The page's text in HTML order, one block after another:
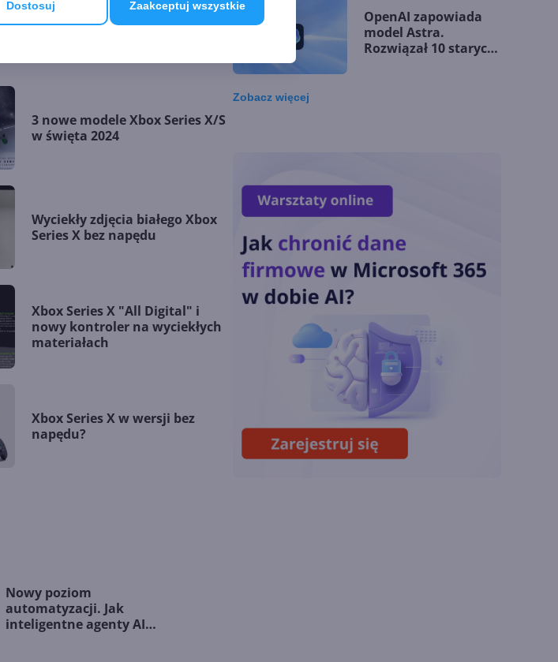
Dostosuj Zaakceptuj wszystkie
3 nowe modele Xbox Series X/S
w święta 2024
Wyciekły zdjęcia białego Xbox
Series X bez napędu
Xbox Series X "All Digital" i
nowy kontroler na wyciekłych
materiałach
Xbox Series X w wersji bez
napędu?
OpenAI zapowiada
model Astra.
Rozwiązał 10 starych
Lista zmian w
Microsoft 365 Copilot.
Podsumowanie lipca
2026
modeli GPT-5.6.
Odpowiedź na presję
Chin
Miliardy z AI i
chmury. Microsoft
ogłasza znakomite
wyniki i
Zobaczwięcej
Nowy poziom
automatyzacji. Jak
inteligentne agenty AI